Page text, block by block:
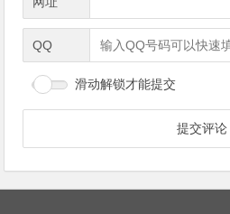
QQ
滑动解锁才能提交